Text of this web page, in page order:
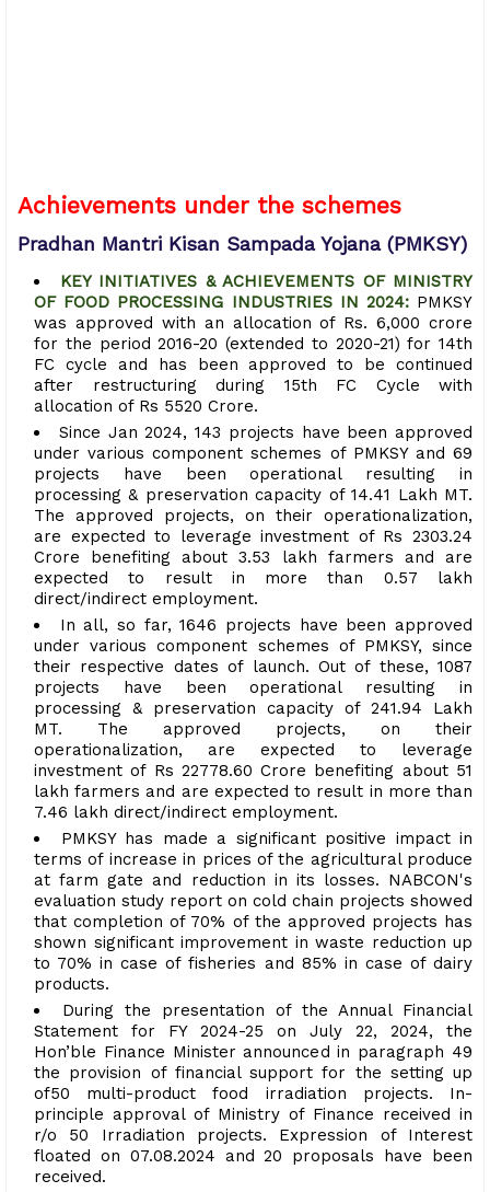
Achievements under the schemes
Pradhan Mantri Kisan Sampada Yojana (PMKSY)
KEY INITIATIVES & ACHIEVEMENTS OF MINISTRY
OF FOOD PROCESSING INDUSTRIES IN 2024: PMKSY
was approved with an allocation of Rs. 6,000 crore
for the period 2016-20 (extended to 2020-21) for 14th
FC cycle and has been approved to be continued
after restructuring during 15th FC Cycle with
allocation of Rs 5520 Crore.
Since Jan 2024, 143 projects have been approved
under various component schemes of PMKSY and 69
projects have been operational resulting in
processing & preservation capacity of 14.41 Lakh MT.
The approved projects, on their operationalization,
are expected to leverage investment of Rs 2303.24
Crore benefiting about 3.53 lakh farmers and are
expected to result in more than 0.57 lakh
direct/indirect employment.
In all, so far, 1646 projects have been approved
under various component schemes of PMKSY, since
their respective dates of launch. Out of these, 1087
projects have been operational resulting in
processing & preservation capacity of 241.94 Lakh
MT. The approved projects, on their
operationalization, are expected to leverage
investment of Rs 22778.60 Crore benefiting about 51
lakh farmers and are expected to result in more than
7.46 lakh direct/indirect employment.
PMKSY has made a significant positive impact in
terms of increase in prices of the agricultural produce
at farm gate and reduction in its losses. NABCON's
evaluation study report on cold chain projects showed
that completion of 70% of the approved projects has
shown significant improvement in waste reduction up
to 70% in case of fisheries and 85% in case of dairy
products.
During the presentation of the Annual Financial
Statement for FY 2024-25 on July 22, 2024, the
Hon’ble Finance Minister announced in paragraph 49
the provision of financial support for the setting up
of50 multi-product food irradiation projects. In-
principle approval of Ministry of Finance received in
r/o 50 Irradiation projects. Expression of Interest
floated on 07.08.2024 and 20 proposals have been
received.